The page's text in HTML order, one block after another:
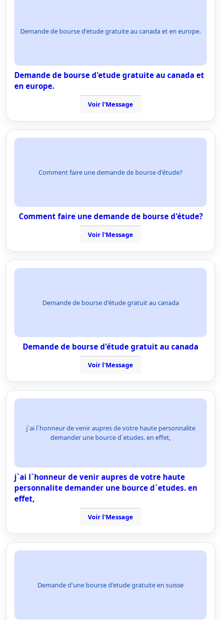
Demande de bourse d'etude gratuite au canada et en europe.
Demande de bourse d'etude gratuite au canada et
en europe.
Voir l'Message
Comment faire une demande de bourse d'étude?
Comment faire une demande de bourse d'étude?
Voir l'Message
Demande de bourse d'étude gratuit au canada
Demande de bourse d'étude gratuit au canada
Voir l'Message
j`ai l`honneur de venir aupres de votre haute personnalite
demander une bource d`etudes. en effet,
j`ai l`honneur de venir aupres de votre haute
personnalite demander une bource d`etudes. en
effet,
Voir l'Message
Demande d'une bourse d'etude gratuite en suisse